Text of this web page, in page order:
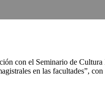
con el Seminario de Cultura
en las facultades”,